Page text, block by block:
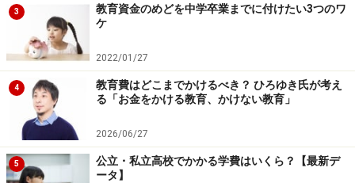
投資や資産運用に関する最終的なご判断はご自身の責任において
行ってください。
掲載情報の正確性・完全性については十分に配慮しております
が、その内容を保証するものではなく、これに基づく損失・損害
などについて当社は一切の責任を負いません。
最新の情報や詳細については、必ず各金融機関やサービス提供者
の公式情報をご確認ください。
1/3 次のページへ
3
教育資金のめどを中学卒業までに付けたい3つのワ
ケ
2022/01/27
4
教育費はどこまでかけるべき？ ひろゆき氏が考え
る「お金をかける教育、かけない教育」
2026/06/27
5
公立・私立高校でかかる学費はいくら？【最新デ
ータ】